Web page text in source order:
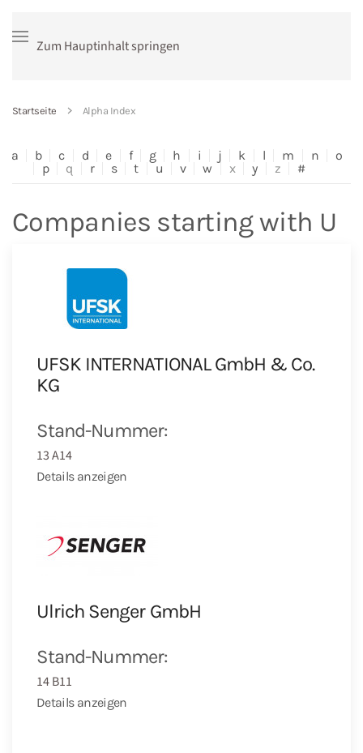
Zum Hauptinhalt springen
Startseite Alpha Index
a b c d e f g h i j k l m n
o
p
q r s t u v w x y z #
Companies starting with U
UFSK INTERNATIONAL GmbH & Co.
KG
Stand-Nummer:
13 A14
Details anzeigen
Ulrich Senger GmbH
Stand-Nummer:
14 B11
Details anzeigen